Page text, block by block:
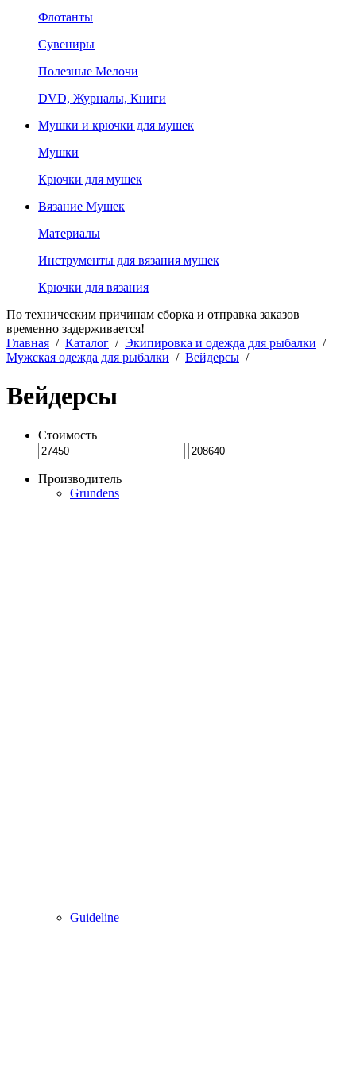
Флотанты
Сувениры
Полезные Мелочи
DVD, Журналы, Книги
Мушки и крючки для мушек
Мушки
Крючки для мушек
Вязание Мушек
Материалы
Инструменты для вязания мушек
Крючки для вязания
По техническим причинам сборка и отправка заказов
временно задерживается!
Главная / Каталог / Экипировка и одежда для рыбалки /
Мужская одежда для рыбалки / Вейдерсы /
Вейдерсы
Стоимость
Производитель
Grundens
Guideline